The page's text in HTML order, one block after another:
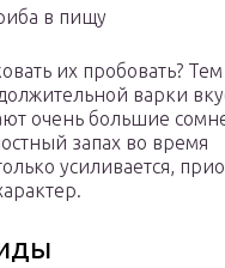
в пищу
их пробовать?
варки
очень большие
запах во время
усиливается,